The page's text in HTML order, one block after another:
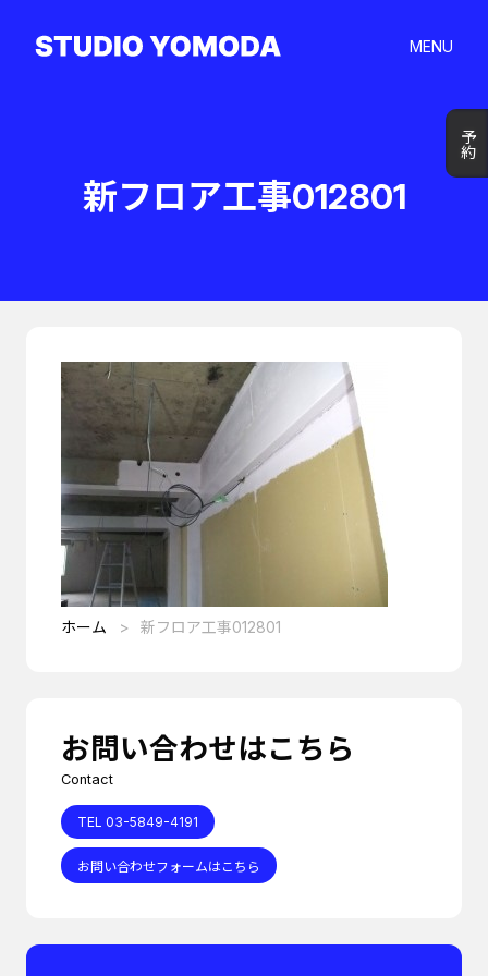
MENU
予約
予約
新フロア工事012801
ホーム 新フロア工事012801
お問い合わせはこちら
Contact
TEL 03-5849-4191
お問い合わせフォームはこちら